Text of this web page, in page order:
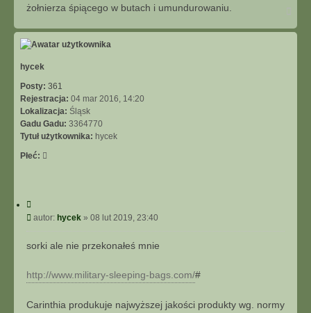
żołnierza śpiącego w butach i umundurowaniu.
g
hycek
Posty: 361
Rejestracja: 04 mar 2016, 14:20
Lokalizacja: Śląsk
Gadu Gadu: 3364770
Tytuł użytkownika: hycek
Płeć:
y
j
P
s
autor: hycek » 08 lut 2019, 23:40
sorki ale nie przekonałeś mnie
http://www.military-sleeping-bags.com/#
Carinthia produkuje najwyższej jakości produkty wg. normy